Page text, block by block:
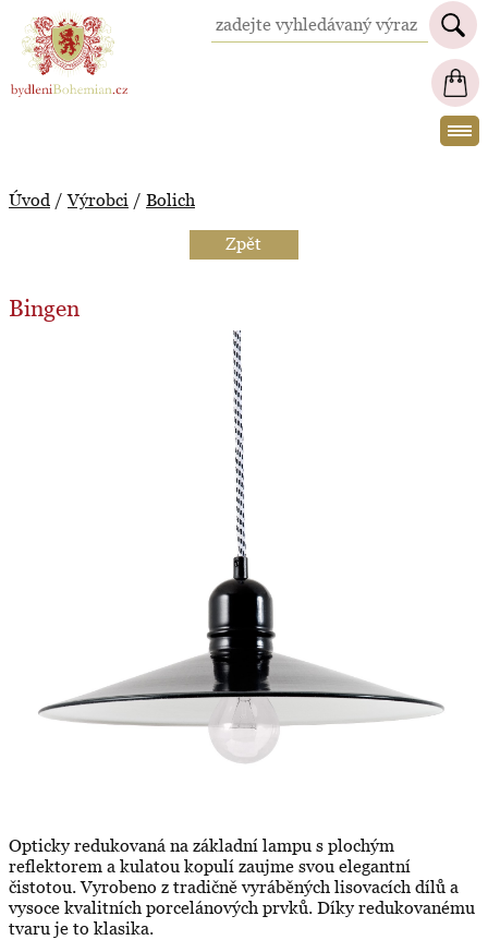
BydleniBohemian.cz
Úvod /Výrobci / Bolich
Zpět
Bingen
Opticky redukovaná na základní lampu s plochým
reflektorem a kulatou kopulí zaujme svou elegantní
čistotou. Vyrobeno z tradičně vyráběných lisovacích dílů a
vysoce kvalitních porcelánových prvků. Díky redukovanému
tvaru je to klasika.